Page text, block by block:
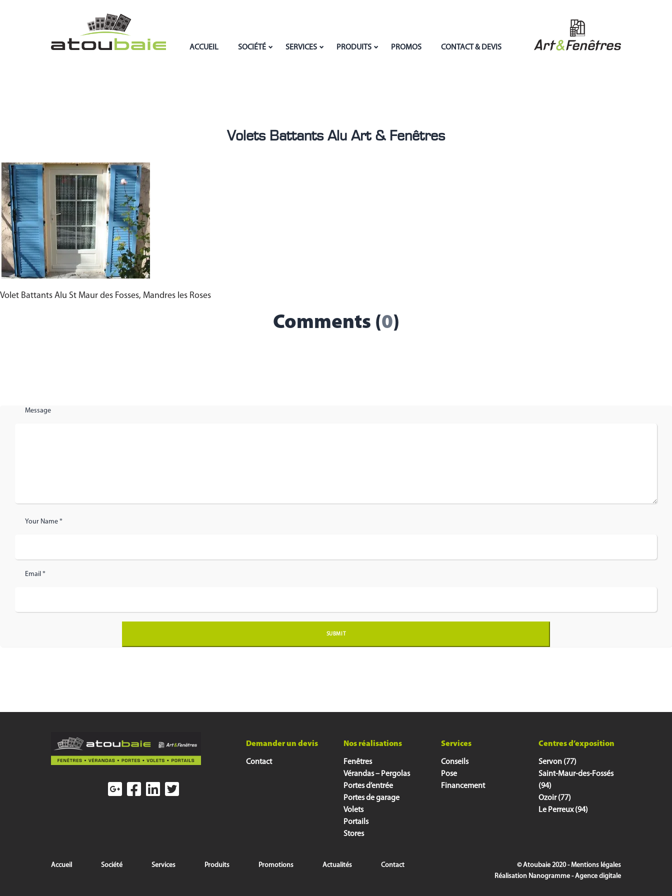
ACCUEIL SOCIÉTÉ SERVICES PRODUITS PROMOS CONTACT & DEVIS
Volets Battants Alu Art & Fenêtres
Volet Battants Alu St Maur des Fosses, Mandres les Roses
Comments (0)
Message
Your Name *
Email *
Demander un devis
Contact
Nos réalisations
Fenêtres
Vérandas – Pergolas
Portes d’entrée
Portes de garage
Volets
Portails
Stores
Services
Conseils
Pose
Financement
Centres d’exposition
Servon (77)
Saint-Maur-des-Fossés
(94)
Ozoir (77)
Le Perreux (94)
Accueil Société Services Produits Promotions Actualités Contact © Atoubaie 2020 -Mentions légales
Réalisation Nanogramme - Agence digitale